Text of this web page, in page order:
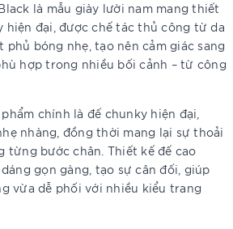
là mẫu giày lười nam mang thiết
hiện đại, được chế tác thủ công từ da
phủ bóng nhẹ, tạo nên cảm giác sang
hợp trong nhiều bối cảnh – từ công
chính là đế chunky hiện đại,
nhàng, đồng thời mang lại sự thoải
từng bước chân. Thiết kế đế cao
gọn gàng, tạo sự cân đối, giúp
vừa dễ phối với nhiều kiểu trang